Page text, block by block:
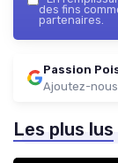
des fins
partenaires.
Passion
Ajoutez-
Les plus lus